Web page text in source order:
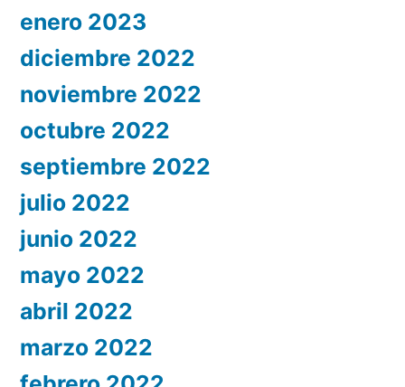
enero 2023
diciembre 2022
noviembre 2022
octubre 2022
septiembre 2022
julio 2022
junio 2022
mayo 2022
abril 2022
marzo 2022